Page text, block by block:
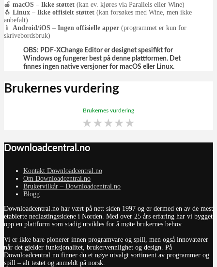
🍎 macOS – Ikke støttet (kan ev. kjøres via Parallels eller Wine)
🐧 Linux – Ikke offisielt støttet (kan forsøkes med Wine, men ikke
anbefalt)
📱 Android/iOS – Ingen offisielle apper (programmet er kun for
skrivebordsbruk)
OBS: PDF-XChange Editor er designet spesifikt for
Windows og fungerer best på denne plattformen. Det
finnes ingen native versjoner for macOS eller Linux.
Brukernes vurdering
Brukernes vurdering
★★★★★
Downloadcentral.no
Kontakt Downloadcentral.no
Om Downloadcentral.no
Brukervilkår – Downloadcentral.no
Blogg
Downloadcentral.no har vært på nett siden 1997 og er dermed en av de mest
etablerte nedlastingssidene i Norden. Med over 25 års erfaring har vi bygget
opp en plattform som stadig utvikles for å møte brukernes behov.
Vi er ikke bare pionerer innen programvare og spill, men også innovatører
når det gjelder funksjonalitet, brukervennlighet og design. På
Downloadcentral.no finner du et nøye utvalgt sortiment av programmer og
spill – alt testet og anmeldt på norsk.